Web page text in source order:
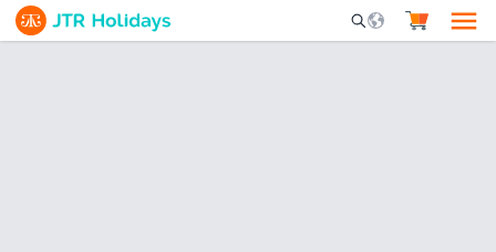
Mobile Search